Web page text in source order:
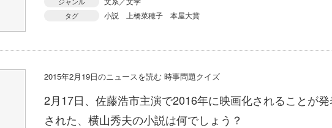
タグ 小説 上橋菜穂子 本屋大賞
2015年2月19日のニュースを読む 時事問題クイズ
2月17日、佐藤浩市主演で2016年に映画化されることが
された、横山秀夫の小説は何でしょう？